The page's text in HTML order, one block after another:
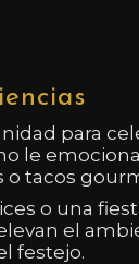
para
le
o tacos
o una
el
festejo.